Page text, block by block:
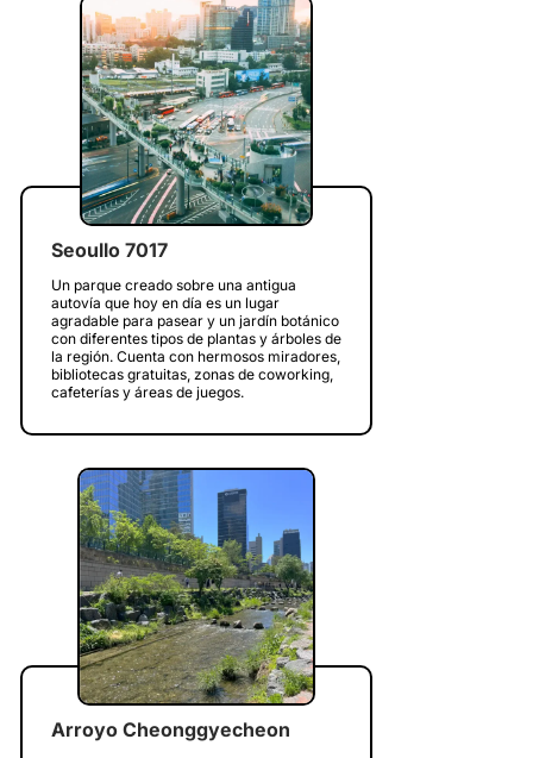
Seoullo 7017
Un parque creado sobre una antigua
autovía que hoy en día es un lugar
agradable para pasear y un jardín botánico
con diferentes tipos de plantas y árboles de
la región. Cuenta con hermosos miradores,
bibliotecas gratuitas, zonas de coworking,
cafeterías y áreas de juegos.
Arroyo Cheonggyecheon